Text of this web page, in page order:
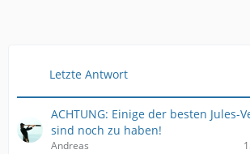
Letzte Antwort
ACHTUNG: Einige der besten Jules-
sind noch zu haben!
Andreas